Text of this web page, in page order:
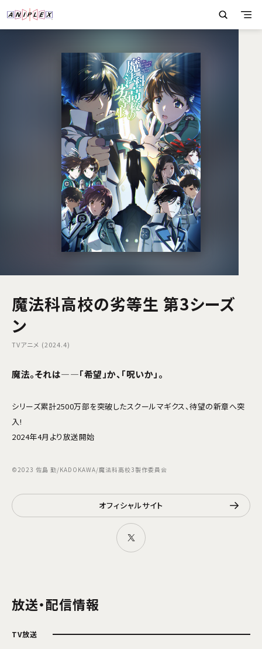
魔法科高校の劣等生 第3シーズ
ン
TVアニメ (2024.4)
魔法。それは―—「希望」か、「呪いか」。
シリーズ累計2500万部を突破したスクールマギクス、待望の新章へ突
入!
2024年4月より放送開始
©2023 佐島 勤/KADOKAWA/魔法科高校3製作委員会
オフィシャルサイト
放送・配信情報
TV放送